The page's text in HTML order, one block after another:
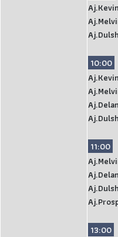
10:00
11:00
13:00